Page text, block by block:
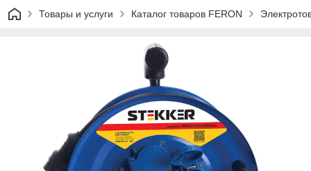
Товары и услуги Каталог товаров FERON